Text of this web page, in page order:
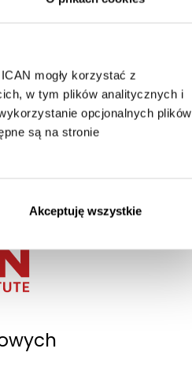
mogły korzystać z
w tym plików analitycznych i
opcjonalnych plików
są na stronie
Akceptuję wszystkie
0